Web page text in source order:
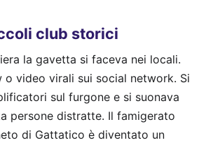
club storici
la gavetta si faceva nei locali.
o video virali sui social network. Si
sul furgone e si suonava
persone distratte. Il famigerato
di Gattatico è diventato un